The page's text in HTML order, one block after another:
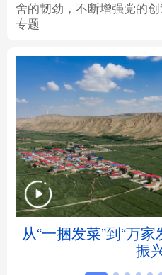
公益 一带一路
地方频道
北京 天津
辽宁 吉林
浙江 安徽
舍的韧劲，不断增强党的
专题
从“一捆发菜”到“万
振